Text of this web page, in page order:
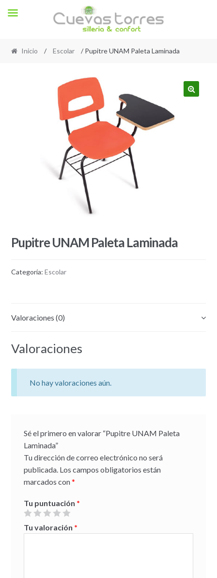
Inicio / Escolar / Pupitre UNAM Paleta Laminada
Pupitre UNAM Paleta Laminada
Categoría: Escolar
Valoraciones (0)
Valoraciones
No hay valoraciones aún.
Sé el primero en valorar “Pupitre UNAM Paleta
Laminada”
Tu dirección de correo electrónico no será
publicada. Los campos obligatorios están
marcados con*
Tu puntuación *
Tu valoración *